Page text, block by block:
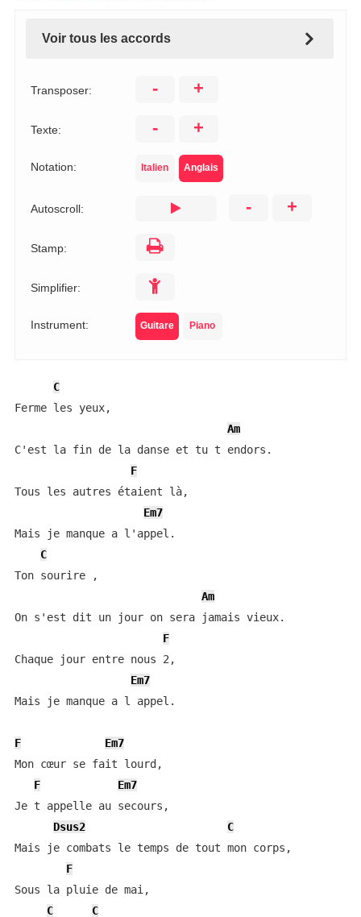
Voir tous les accords
Transposer: - +
Texte: - +
Notation: Italien Anglais
Autoscroll: - +
Stamp:
Simplifier:
Instrument: Guitare Piano
C
Ferme les yeux,
Am
C'est la fin de la danse et tu t endors.
F
Tous les autres étaient là,
Em7
Mais je manque a l'appel.
C
Ton sourire ,
Am
On s'est dit un jour on sera jamais vieux.
F
Chaque jour entre nous 2,
Em7
Mais je manque a l appel.
F
Em7
Mon cœur se fait lourd,
F
Em7
Je t appelle au secours,
Dsus2
C
Mais je combats le temps de tout mon corps,
F
Sous la pluie de mai,
C
C